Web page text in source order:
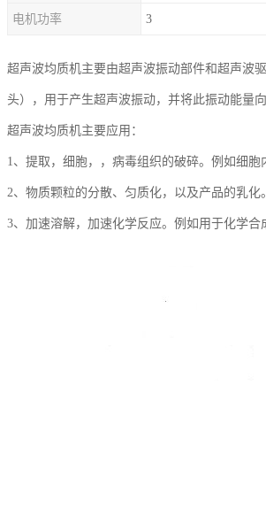
电机功率 3
超声波均质机主要由超声波振动部件和超声波
头），用于产生超声波振动，并将此振动能量
超声波均质机主要应用：
1、提取，细胞，，病毒组织的破碎。例如细胞
2、物质颗粒的分散、匀质化，以及产品的乳化
3、加速溶解，加速化学反应。例如用于化学合